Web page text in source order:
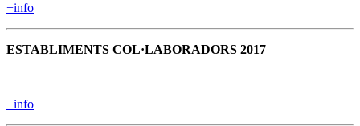
+info
ESTABLIMENTS COL·LABORADORS 2017
+info